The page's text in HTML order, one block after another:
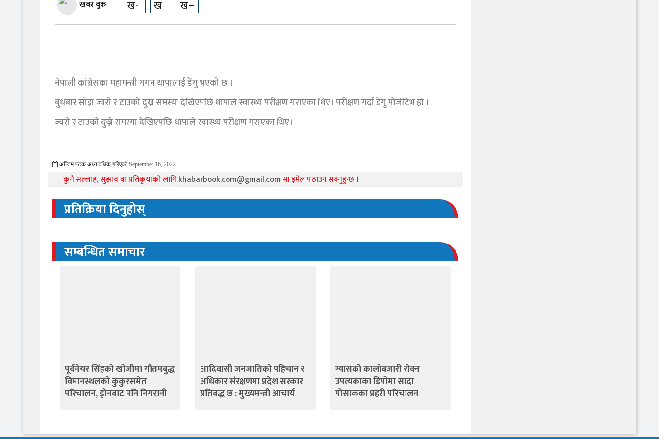
खबर बुक ख- ख ख+
नेपाली कांग्रेसका महामन्त्री गगन थापालाई डेंगु भएको छ ।
बुधबार साँझ ज्वरो र टाउको दुख्ने समस्या देखिएपछि थापाले स्वास्थ्य परीक्षण गराएका थिए। परीक्षण गर्दा डेंगु पोजेटिभ हाे ।
ज्वरो र टाउको दुख्ने समस्या देखिएपछि थापाले स्वास्थ्य परीक्षण गराएका थिए।
अन्तिम पटक अध्यावधिक गरिएको September 16, 2022
कुनै सल्लाह, सुझाव वा प्रतिकृयाको लागिkhabarbook.com@gmail.comमा इमेल पठाउन सक्नुहुन्छ ।
प्रतिक्रिया दिनुहोस्
सम्बन्धित समाचार
पूर्वमेयर सिंहको खोजीमा गौतमबुद्ध
विमानस्थलको कुकुरसमेत
परिचालन, ड्रोनबाट पनि निगरानी
आदिवासी जनजातिको पहिचान र
अधिकार संरक्षणमा प्रदेश सरकार
प्रतिबद्ध छ : मुख्यमन्त्री आचार्य
ग्यासको कालोबजारी रोक्न
उपत्यकाका डिपोमा सादा
पोसाकका प्रहरी परिचालन